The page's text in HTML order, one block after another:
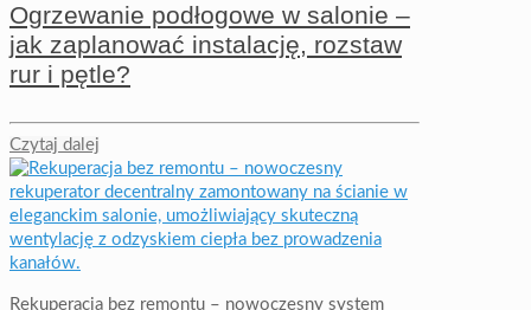
Ogrzewanie podłogowe w salonie –
jak zaplanować instalację, rozstaw
rur i pętle?
Czytaj dalej
Rekuperacja bez remontu – nowoczesny system